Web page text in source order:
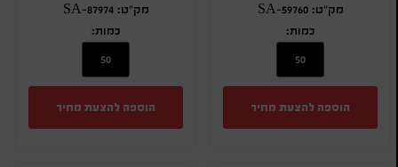
מק"ט: SA-59760
כמות:
הוספה להצעת מחיר
מק"ט: SA-87974
כמות:
הוספה להצעת מחיר